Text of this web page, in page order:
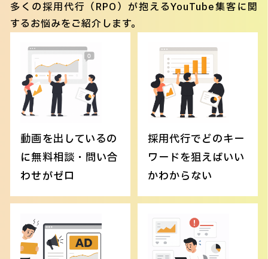
多くの採用代行（RPO）が抱えるYouTube集客に関
するお悩みをご紹介します。
動画を出しているの
に無料相談・問い合
わせがゼロ
採用代行でどのキー
ワードを狙えばいい
かわからない